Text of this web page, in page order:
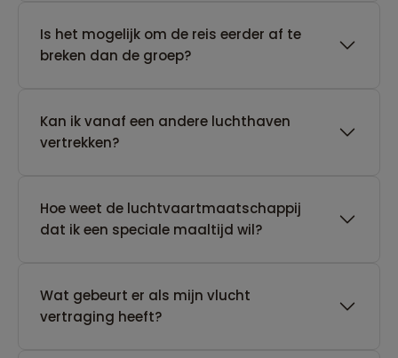
Is het mogelijk om de reis eerder af te
breken dan de groep?
Kan ik vanaf een andere luchthaven
vertrekken?
Hoe weet de luchtvaartmaatschappij
dat ik een speciale maaltijd wil?
Wat gebeurt er als mijn vlucht
vertraging heeft?